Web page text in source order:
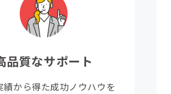
品質なサポート
績から得た成功ノウハウを